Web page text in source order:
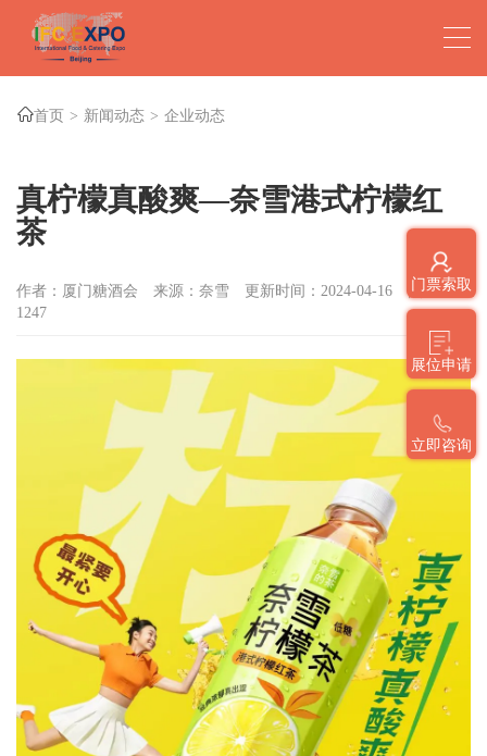
门票索取
展位申请
立即咨询
首页 新闻动态 企业动态
真柠檬真酸爽—奈雪港式柠檬红
茶
作者：厦门糖酒会 来源：奈雪 更新时间：2024-04-16
点击数：
1247